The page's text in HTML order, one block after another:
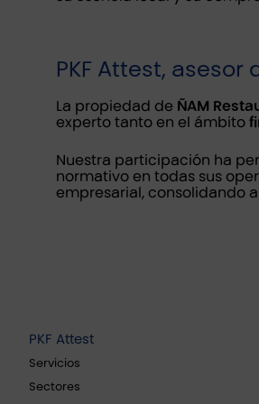
PKF Attest, asesor
La propiedad de ÑAM
experto tanto en el ámbito
Nuestra participación ha
normativo en todas sus
empresarial, consolidando
PKF Attest
Servicios
Sectores